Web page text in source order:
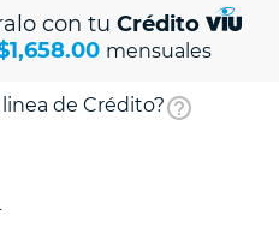
con tu Crédito
mensuales
de Crédito?